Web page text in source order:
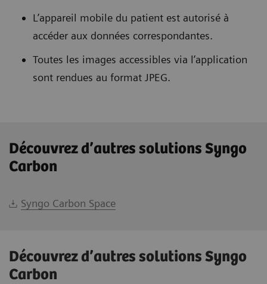
L’appareil mobile du patient est autorisé à
accéder aux données correspondantes.
Toutes les images accessibles via l’application
sont rendues au format JPEG.
Découvrez d’autres solutions Syngo
Carbon
Syngo Carbon Space
Découvrez d’autres solutions Syngo
Carbon